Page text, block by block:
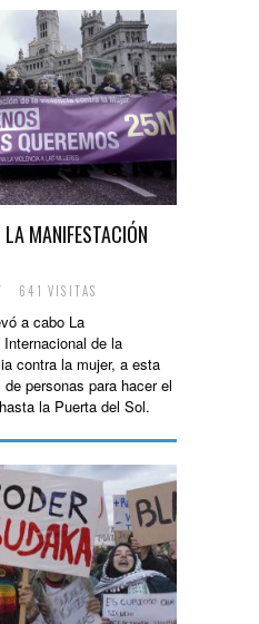
LA MANIFESTACIÓN
641 VISITAS
a cabo La
de la
contra la mujer, a esta
personas para hacer el
la Puerta del Sol.